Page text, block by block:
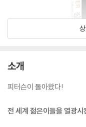
소개
피터슨이 돌아왔다!
전 세계 젊은이들을 열광시